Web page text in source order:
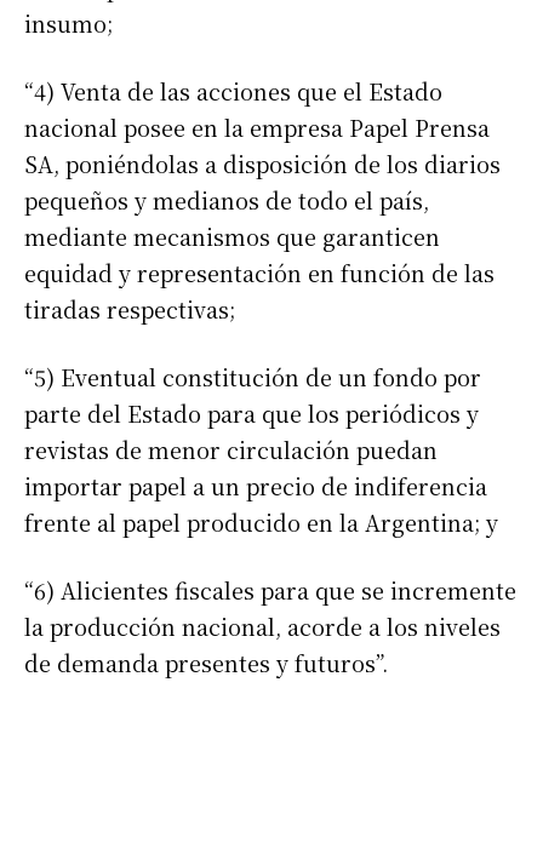
Apellidos
Número de teléfono
insumo;
“4) Venta de las acciones que el Estado
nacional posee en la empresa Papel Prensa
SA, poniéndolas a disposición de los diarios
pequeños y medianos de todo el país,
mediante mecanismos que garanticen
equidad y representación en función de las
tiradas respectivas;
“5) Eventual constitución de un fondo por
parte del Estado para que los periódicos y
revistas de menor circulación puedan
importar papel a un precio de indiferencia
frente al papel producido en la Argentina; y
“6) Alicientes fiscales para que se incremente
la producción nacional, acorde a los niveles
de demanda presentes y futuros”.